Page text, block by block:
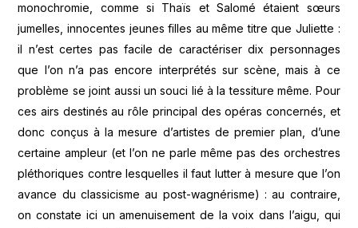
monochromie, comme si Thaïs et Salomé étaient sœurs
jumelles, innocentes jeunes filles au même titre que Juliette :
il n’est certes pas facile de caractériser dix personnages
que l’on n’a pas encore interprétés sur scène, mais à ce
problème se joint aussi un souci lié à la tessiture même. Pour
ces airs destinés au rôle principal des opéras concernés, et
donc conçus à la mesure d’artistes de premier plan, d’une
certaine ampleur (et l’on ne parle même pas des orchestres
pléthoriques contre lesquelles il faut lutter à mesure que l’on
avance du classicisme au post-wagnérisme) : au contraire,
on constate ici un amenuisement de la voix dans l’aigu, qui